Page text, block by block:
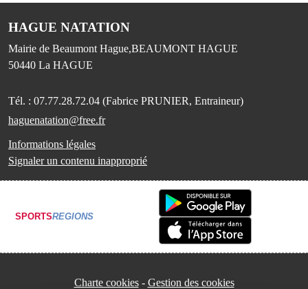
HAGUE NATATION
Mairie de Beaumont Hague,BEAUMONT HAGUE
50440 La HAGUE
Tél. : 07.77.28.72.04 (Fabrice PRUNIER, Entraineur)
haguenatation@free.fr
Informations légales
Signaler un contenu inapproprié
SPORTSREGIONS
Charte cookies Gestion des cookies